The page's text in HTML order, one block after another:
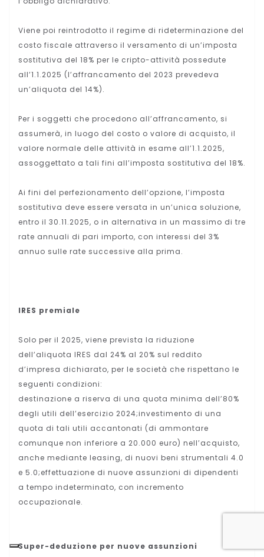
Viene poi reintrodotto il regime di rideterminazione del
costo fiscale attraverso il versamento di un’imposta
sostitutiva del 18% per le cripto-attività possedute
all’1.1.2025 (l’affrancamento del 2023 prevedeva
un’aliquota del 14%).
Per i soggetti che procedono all’affrancamento, si
assumerà, in luogo del costo o valore di acquisto, il
valore normale delle attività in esame all’1.1.2025,
assoggettato a tali fini all’imposta sostitutiva del 18%.
Ai fini del perfezionamento dell’opzione, l’imposta
sostitutiva deve essere versata in un’unica soluzione,
entro il 30.11.2025, o in alternativa in un massimo di tre
rate annuali di pari importo, con interessi del 3%
annuo sulle rate successive alla prima.
IRES premiale
Solo per il 2025, viene prevista la riduzione
dell’aliquota IRES dal 24% al 20% sul reddito
d’impresa dichiarato, per le società che rispettano le
seguenti condizioni:
destinazione a riserva di una quota minima dell’80%
degli utili dell’esercizio 2024;investimento di una
quota di tali utili accantonati (di ammontare
comunque non inferiore a 20.000 euro) nell’acquisto,
anche mediante leasing, di nuovi beni strumentali 4.0
e 5.0;effettuazione di nuove assunzioni di dipendenti
a tempo indeterminato, con incremento
occupazionale.
Super-deduzione per nuove assunzioni